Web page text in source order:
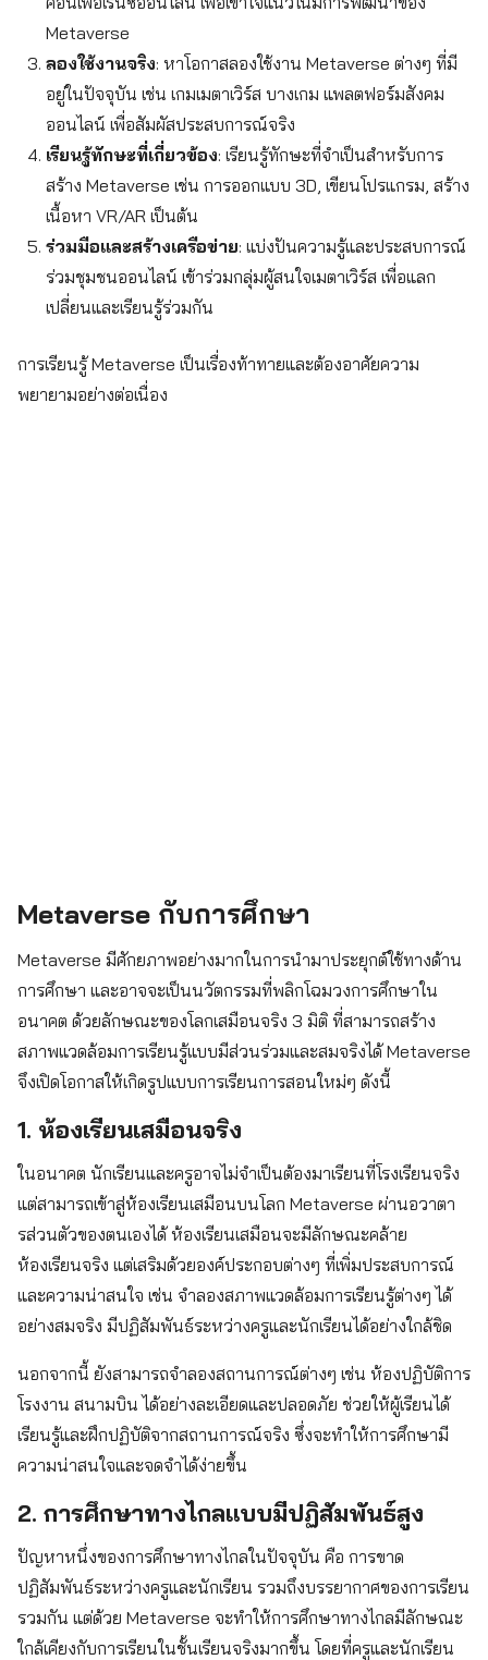
Search
for:
Metaverse
ลองใช้งานจริง: หาโอกาสลองใช้งาน Metaverse ต่างๆ ที่มี
อยู่ในปัจจุบัน เช่น เกมเมตาเวิร์ส บางเกม แพลตฟอร์มสังคม
ออนไลน์ เพื่อสัมผัสประสบการณ์จริง
เรียนรู้ทักษะที่เกี่ยวข้อง: เรียนรู้ทักษะที่จำเป็นสำหรับการ
สร้าง Metaverse เช่น การออกแบบ 3D, เขียนโปรแกรม, สร้าง
เนื้อหา VR/AR เป็นต้น
ร่วมมือและสร้างเครือข่าย: แบ่งปันความรู้และประสบการณ์
ร่วมชุมชนออนไลน์ เข้าร่วมกลุ่มผู้สนใจเมตาเวิร์ส เพื่อแลก
เปลี่ยนและเรียนรู้ร่วมกัน
การเรียนรู้ Metaverse เป็นเรื่องท้าทายและต้องอาศัยความ
พยายามอย่างต่อเนื่อง
Metaverse กับการศึกษา
Metaverse มีศักยภาพอย่างมากในการนำมาประยุกต์ใช้ทางด้าน
การศึกษา และอาจจะเป็นนวัตกรรมที่พลิกโฉมวงการศึกษาใน
อนาคต ด้วยลักษณะของโลกเสมือนจริง 3 มิติ ที่สามารถสร้าง
สภาพแวดล้อมการเรียนรู้แบบมีส่วนร่วมและสมจริงได้ Metaverse
จึงเปิดโอกาสให้เกิดรูปแบบการเรียนการสอนใหม่ๆ ดังนี้
1. ห้องเรียนเสมือนจริง
ในอนาคต นักเรียนและครูอาจไม่จำเป็นต้องมาเรียนที่โรงเรียนจริง
แต่สามารถเข้าสู่ห้องเรียนเสมือนบนโลก Metaverse ผ่านอวาตา
รส่วนตัวของตนเองได้ ห้องเรียนเสมือนจะมีลักษณะคล้าย
ห้องเรียนจริง แต่เสริมด้วยองค์ประกอบต่างๆ ที่เพิ่มประสบการณ์
และความน่าสนใจ เช่น จำลองสภาพแวดล้อมการเรียนรู้ต่างๆ ได้
อย่างสมจริง มีปฏิสัมพันธ์ระหว่างครูและนักเรียนได้อย่างใกล้ชิด
นอกจากนี้ ยังสามารถจำลองสถานการณ์ต่างๆ เช่น ห้องปฏิบัติการ
โรงงาน สนามบิน ได้อย่างละเอียดและปลอดภัย ช่วยให้ผู้เรียนได้
เรียนรู้และฝึกปฏิบัติจากสถานการณ์จริง ซึ่งจะทำให้การศึกษามี
ความน่าสนใจและจดจำได้ง่ายขึ้น
2. การศึกษาทางไกลแบบมีปฏิสัมพันธ์สูง
ปัญหาหนึ่งของการศึกษาทางไกลในปัจจุบัน คือ การขาด
ปฏิสัมพันธ์ระหว่างครูและนักเรียน รวมถึงบรรยากาศของการเรียน
รวมกัน แต่ด้วย Metaverse จะทำให้การศึกษาทางไกลมีลักษณะ
ใกล้เคียงกับการเรียนในชั้นเรียนจริงมากขึ้น โดยที่ครูและนักเรียน